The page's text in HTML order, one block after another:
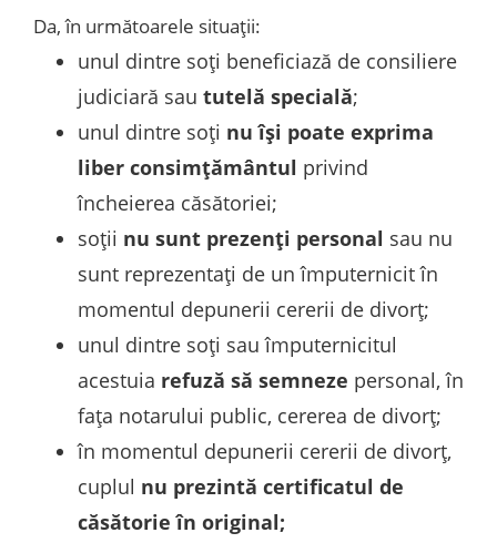
Da, în următoarele situații:
unul dintre soți beneficiază de consiliere
judiciară sau tutelă specială;
unul dintre soți nu își poate exprima
liber consimțământul privind
încheierea căsătoriei;
soții nu sunt prezenți personal sau nu
sunt reprezentați de un împuternicit în
momentul depunerii cererii de divorț;
unul dintre soți sau împuternicitul
acestuia refuză să semneze personal, în
fața notarului public, cererea de divorț;
în momentul depunerii cererii de divorț,
cuplul nu prezintă certificatul de
căsătorie în original;